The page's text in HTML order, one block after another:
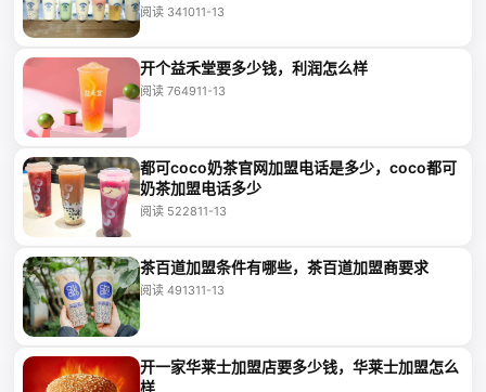
阅读 341011-13
开个益禾堂要多少钱，利润怎么样
阅读 764911-13
都可coco奶茶官网加盟电话是多少，coco都可
奶茶加盟电话多少
阅读 522811-13
茶百道加盟条件有哪些，茶百道加盟商要求
阅读 491311-13
开一家华莱士加盟店要多少钱，华莱士加盟怎么
样